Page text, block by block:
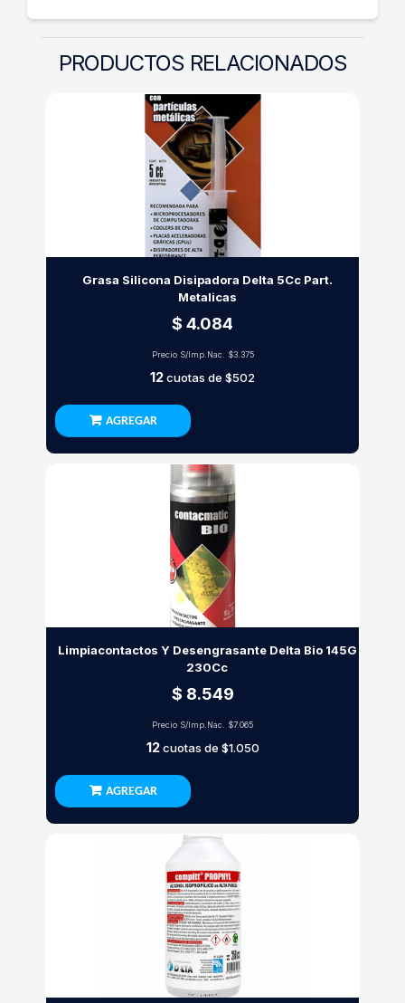
PRODUCTOS RELACIONADOS
Grasa Silicona Disipadora Delta 5Cc Part.
Metalicas
$ 4.084
Precio S/Imp.Nac. $3.375
12cuotas de $502
AGREGAR
Limpiacontactos Y Desengrasante Delta Bio 145G
230Cc
$ 8.549
Precio S/Imp.Nac. $7.065
12cuotas de $1.050
AGREGAR